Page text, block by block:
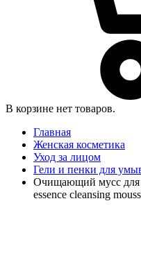
В корзине нет товаров.
Главная
Женская косметика
Уход за лицом
Гели и пенки для
Очищающий мусс для
essence cleansing